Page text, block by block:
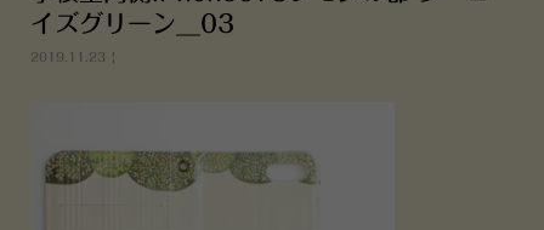
イズグリーン__03
2019.11.23